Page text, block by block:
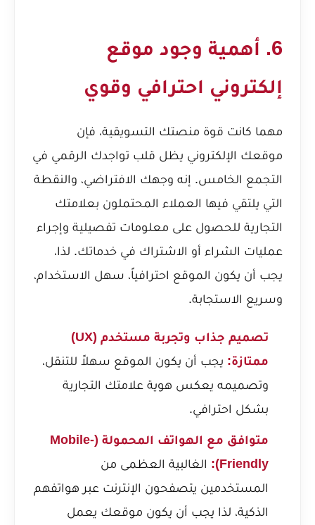
6. أهمية وجود موقع
إلكتروني احترافي وقوي
مهما كانت قوة منصتك التسويقية، فإن
موقعك الإلكتروني يظل قلب تواجدك الرقمي في
التجمع الخامس. إنه وجهك الافتراضي، والنقطة
التي يلتقي فيها العملاء المحتملون بعلامتك
التجارية للحصول على معلومات تفصيلية وإجراء
عمليات الشراء أو الاشتراك في خدماتك. لذا،
يجب أن يكون الموقع احترافياً، سهل الاستخدام،
وسريع الاستجابة.
تصميم جذاب وتجربة مستخدم (UX)
ممتازة: يجب أن يكون الموقع سهلاً للتنقل،
وتصميمه يعكس هوية علامتك التجارية
بشكل احترافي.
متوافق مع الهواتف المحمولة (Mobile-
Friendly):
الغالبية العظمى من
المستخدمين يتصفحون الإنترنت عبر هواتفهم
الذكية، لذا يجب أن يكون موقعك يعمل